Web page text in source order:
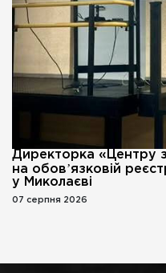
Директорка «Центру
на обовʼязковій
у Миколаєві
07 серпня 2026